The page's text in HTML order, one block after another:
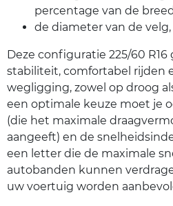
percentage van de
de diameter van de
Deze configuratie 225/60
stabiliteit, comfortabel rijden
wegligging, zowel op droog
een optimale keuze moet je
(die het maximale
aangeeft) en de
een letter die de maximale
autobanden kunnen
uw voertuig worden